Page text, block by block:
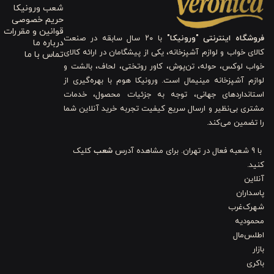
حس راحتی و تعادل داشته باشید. این ابعاد و وزن، امکان کاربری آسان
قابلیت شستشو و مقاومت
این قاشق‌ها قابل شستشو در ماشین ظرفشویی هستند، که امر نظافت را
استفاده در میزهای گرم و حجم‌های زیاد، مناسب می‌سازد. اما توجه
وارد شود.
طرح این محصول ساده و کلاسیک است، که ظاهر آن همیشه مدرن و
ست هستند. این ویژگی‌ها عمر مفید محصول را افزایش می‌دهند و ظاهر آن
با توجه به جزئیات ذکر شده، این ست قاشق‌ها، گزینه‌ای کاربردی و
به شمار می‌روند. این محصول می‌تواند در طول زمان، همراه مطمئن و
دوام را اولویت قرار می‌دهند.
فروشگاه اینترنتی "ورونیکا"
با ۲۰ سال سابقه در صنعت
کالای خواب و لوازم آشپزخانه، یکی از پیشگامان در ارائه کالای
خواب لوکس، حوله، تن‌پوش، کاور روتختی، لحاف، بالشت و
لوازم آشپزخانه مینیمال است. ورونیکا هوم با بهره‌گیری از
استانداردهای جهانی، توجه به جزئیات محصول، خدمات
مشتری بی‌نظیر و ارسال سریع کیفیت تجربه خرید آنلاین شما
را تضمین می‌کند.
با 9 شعبه فعال در تهران. برای مشاهده آدرس شعب کلیک
کنید.
آنلاین
پاسداران
شهرک‌غرب
محمودیه
اطلس‌مال
بازار
باکری
شعب ورونیکا
حریم خصوصی
قوانین و مقررات
درباره ما
تماس با ما